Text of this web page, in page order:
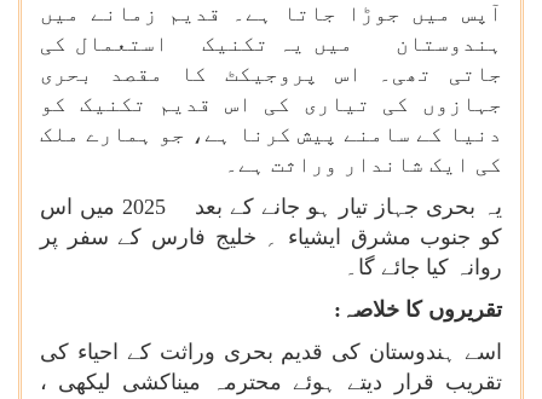
آپس میں جوڑا جاتا ہے۔ قدیم زمانے میں
ہندوستان میں یہ تکنیک استعمال کی
جاتی تھی۔ اس پروجیکٹ کا مقصد بحری
جہازوں کی تیاری کی اس قدیم تکنیک کو
دنیا کے سامنے پیش کرنا ہے، جو ہمارے ملک
کی ایک شاندار وراثت ہے۔
یہ بحری جہاز تیار ہو جانے کے بعد 2025 میں اس
کو جنوب مشرق ایشیاء ؍ خلیج فارس کے سفر پر
روانہ کیا جائے گا۔
تقریروں کا خلاصہ:
اسے ہندوستان کی قدیم بحری وراثت کے احیاء کی
تقریب قرار دیتے ہوئے محترمہ میناکشی لیکھی ،